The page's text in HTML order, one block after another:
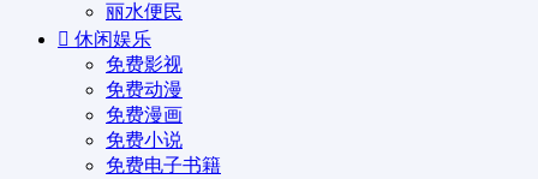
丽水便民
休闲娱乐
免费影视
免费动漫
免费漫画
免费小说
免费电子书籍